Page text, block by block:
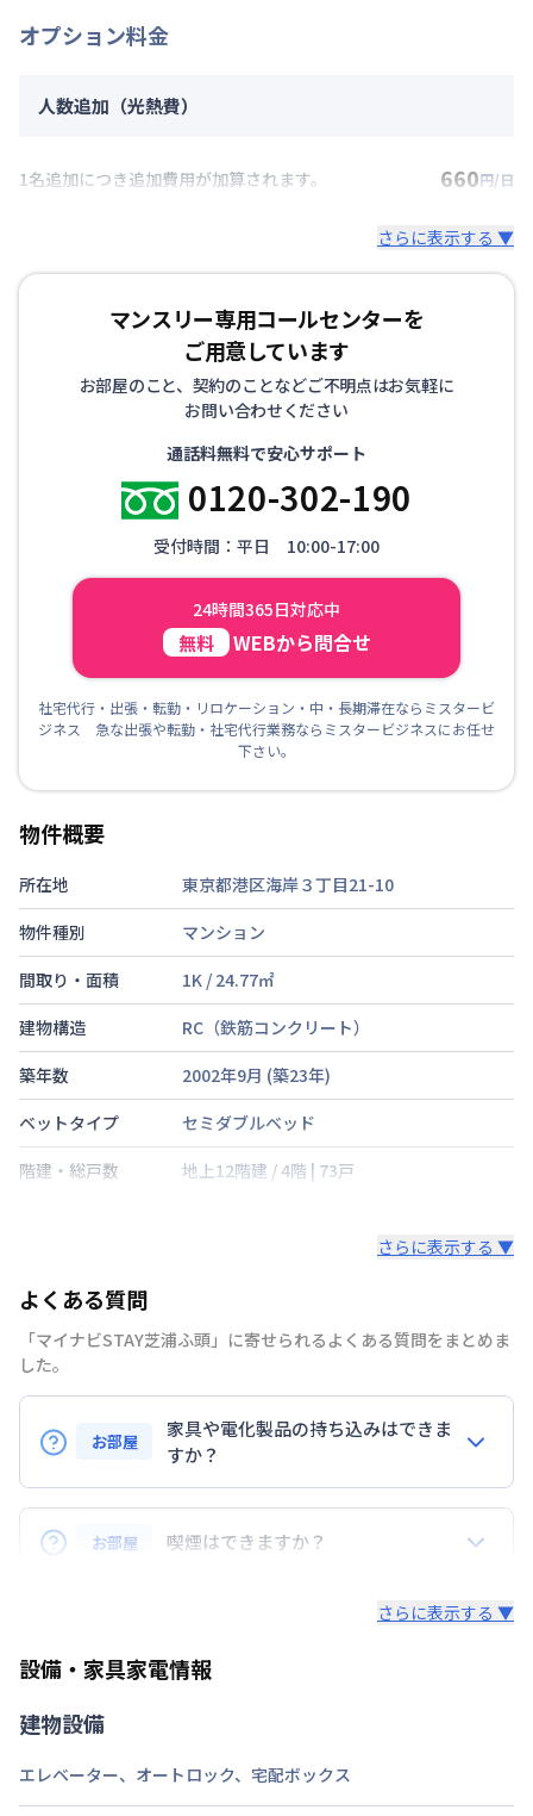
オプション料金
人数追加（光熱費）
1名追加につき追加費用が加算されます。 660円/日
さらに表示する ▼
マンスリー専用コールセンターを
ご用意しています
お部屋のこと、契約のことなどご不明点はお気軽に
お問い合わせください
通話料無料で安心サポート
0120-302-190
受付時間：平日 10:00-17:00
24時間365日対応中
無料 WEBから問合せ
社宅代行・出張・転勤・リロケーション・中・長期滞在ならミスタービ
ジネス 急な出張や転勤・社宅代行業務ならミスタービジネスにお任せ
下さい。
物件概要
所在地
東京都港区海岸３丁目21-10
物件種別
マンション
間取り・面積
1K / 24.77㎡
建物構造
RC（鉄筋コンクリート）
築年数
2002年9月 (築23年)
ベットタイプ
セミダブルベッド
階建・総戸数
地上12階建 / 4階 | 73戸
禁煙・喫煙
定員
2名
次回更新日
情報更新日より14日以内
さらに表示する ▼
よくある質問
「マイナビSTAY芝浦ふ頭」に寄せられるよくある質問をまとめま
した。
お部屋
家具や電化製品の持ち込みはできま
すか？
お持ち込みいただけます。
ただし、標準設備として部屋に備え付けの家具・家電
以外の扱いについては当社では責任を負いかねます。
また、お持ち込みいただいた家具や家電はご退去時に
お部屋 喫煙はできますか？
さらに表示する ▼
設備・家具家電情報
建物設備
エレベーター、 オートロック、 宅配ボックス